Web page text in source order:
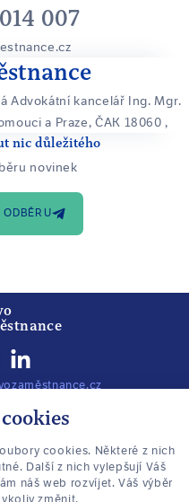
007
Advokátní kancelář Ing. Mgr.
a Praze, ČAK 18060,
nic důležitého
novinek
Orbinet
cookies. Některé z nich
Další z nich vylepšují Váš
náš web rozvíjet. Váš výběr
změnit.